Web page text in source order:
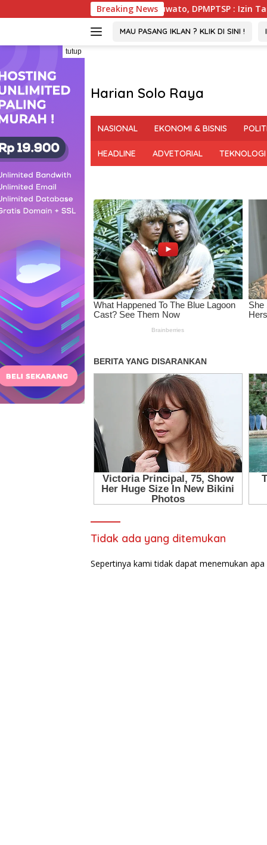
ke
Breaking News
RDP DPRD Pohuwato, DPMPTSP : Izin Tambang PGM Sah
MAU PASANG IKLAN ? KLIK DI SINI !
tutup
Harian Solo Raya
Tegas
Bermartabat
NASIONAL EKONOMI & BISNIS
HEADLINE ADVETORIAL TEKNOLOGI
Tidak ada yang ditemukan
Sepertinya kami tidak dapat menemukan